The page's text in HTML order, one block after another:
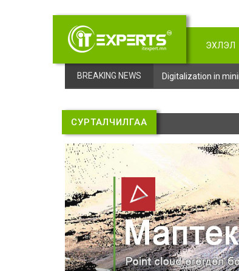
ЭХЛЭЛ
BREAKING NEWS Digitalization in
СУРТАЛЧИЛГАА